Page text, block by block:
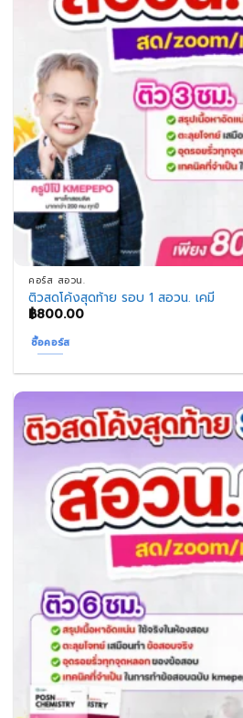
คอร์ส สอวน.
ติวสดโค้งสุดท้าย รอบ 1 สอวน. เคมี
฿800.00
ซื้อคอร์ส